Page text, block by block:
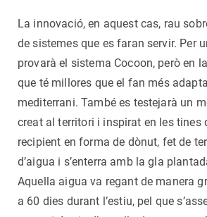
La innovació, en aquest cas, rau
de sistemes que es faran servir. Per
provarà el sistema Cocoon, però en
que té millores que el fan més
mediterrani. També es testejarà un
creat al territori i inspirat en les tines
recipient en forma de dònut, fet de
d’aigua i s’enterra amb la gla
Aquella aigua va regant de manera
a 60 dies durant l’estiu, pel que